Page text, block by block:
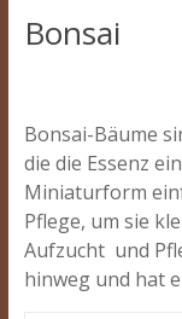
Bonsai
Bonsai-Bäume
die die Essenz
Miniaturform
Pflege, um sie
Aufzucht und
hinweg und hat